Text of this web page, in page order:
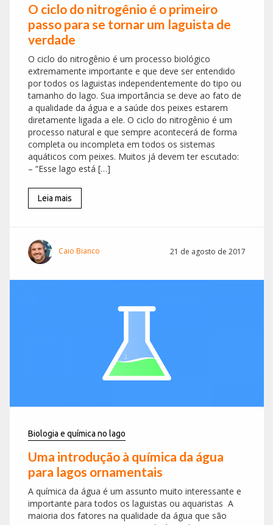
O ciclo do nitrogênio é o primeiro
passo para se tornar um laguista de
verdade
O ciclo do nitrogênio é um processo biológico
extremamente importante e que deve ser entendido
por todos os laguistas independentemente do tipo ou
tamanho do lago. Sua importância se deve ao fato de
a qualidade da água e a saúde dos peixes estarem
diretamente ligada a ele. O ciclo do nitrogênio é um
processo natural e que sempre acontecerá de forma
completa ou incompleta em todos os sistemas
aquáticos com peixes. Muitos já devem ter escutado:
– “Esse lago está […]
Leia mais
Caio Bianco 21 de agosto de 2017
Biologia e química no lago
Uma introdução à química da água
para lagos ornamentais
A química da água é um assunto muito interessante e
importante para todos os laguistas ou aquaristas A
maioria dos fatores na qualidade da água que são